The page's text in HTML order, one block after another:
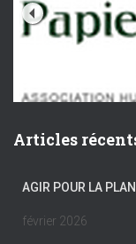
Articles
AGIR POUR LA
février 2026